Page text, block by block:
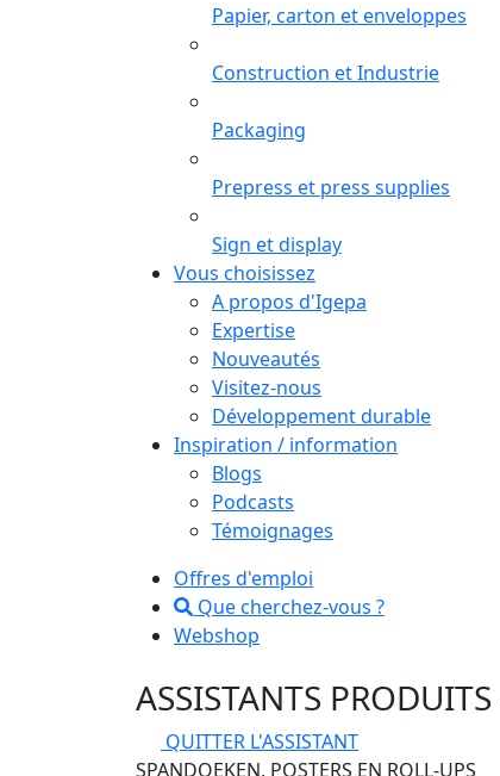
Papier, carton et enveloppes
Construction et Industrie
Packaging
Prepress et press supplies
Sign et display
Vous choisissez
A propos d'Igepa
Expertise
Nouveautés
Visitez-nous
Développement durable
Inspiration / information
Blogs
Podcasts
Témoignages
Offres d'emploi
Que cherchez-vous ?
Webshop
ASSISTANTS PRODUITS
QUITTER L'ASSISTANT
SPANDOEKEN, POSTERS EN ROLL-UPS